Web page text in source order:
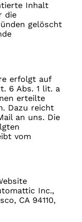
Inhalt
die
gelöscht
erfolgt auf
6 Abs. 1 lit. a
erteilte
Dazu reicht
an uns. Die
vom
Inc.,
CA 94110,